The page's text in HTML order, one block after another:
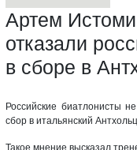
Артем
отказали
в сборе в
Российские биатлонисты
сбор в итальянский
Такое мнение высказал